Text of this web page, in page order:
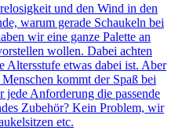
und den Wind in den
warum gerade Schaukeln bei
wir eine ganze Palette an
wollen. Dabei achten
Altersstufe etwas dabei ist. Aber
kommt der Spaß bei
Anforderung die passende
Zubehör? Kein Problem, wir
etc.